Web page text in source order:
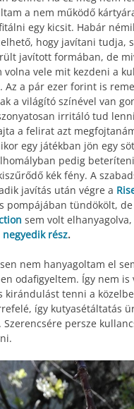
a nem működő
egy kicsit. Habár
hogy javítani tudja,
javított formában, de
volna vele mit kezdeni a
Az a pár ezer forint is
a világító színével van
irritáló tud
a felirat azt
egy játékban jön egy
pedig
kék fény. A
javítás után végre a
pompájában tündökölt,
sem volt
negyedik rész.
nem hanyagoltam el
odafigyeltem. Így nem is
kirándulást tenni a
így kutyasétáltatás
persze